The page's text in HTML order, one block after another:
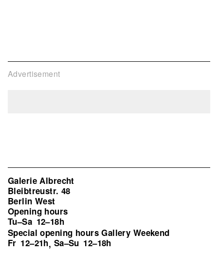
Advertisement
Galerie Albrecht
Bleibtreustr. 48
Berlin West
Opening hours
Tu–Sa 12–18h
Special opening hours Gallery Weekend
Fr 12–21h, Sa–Su 12–18h